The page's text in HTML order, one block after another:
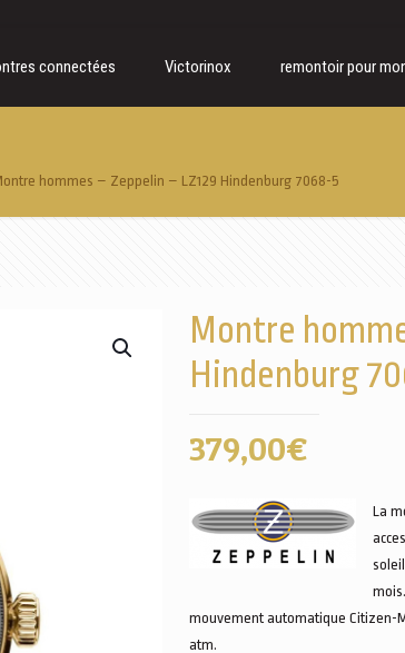
connectées Victorinox remontoir pour
hommes – Zeppelin – LZ129 Hindenburg 7068-5
Montre
Hindenburg
379,00€
La
mouvement automatique Citizen-
atm.